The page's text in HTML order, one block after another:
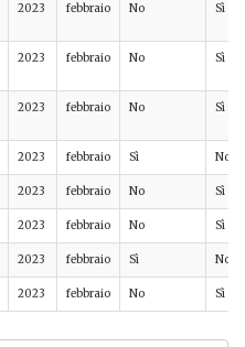
2023 febbraio No Sì
2023 febbraio No Sì
2023 febbraio No Sì
2023 febbraio Sì No
2023 febbraio No Sì
2023 febbraio No Sì
2023 febbraio Sì No
2023 febbraio No Sì